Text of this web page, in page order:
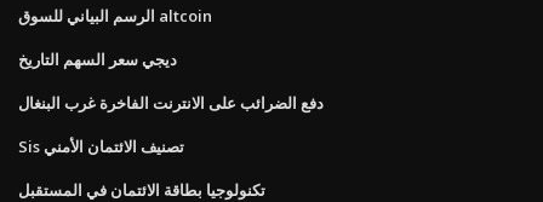
الرسم البياني للسوق altcoin
ديجي سعر السهم التاريخ
دفع الضرائب على الانترنت الفاخرة غرب البنغال
Sis تصنيف الائتمان الأمني
تكنولوجيا بطاقة الائتمان في المستقبل